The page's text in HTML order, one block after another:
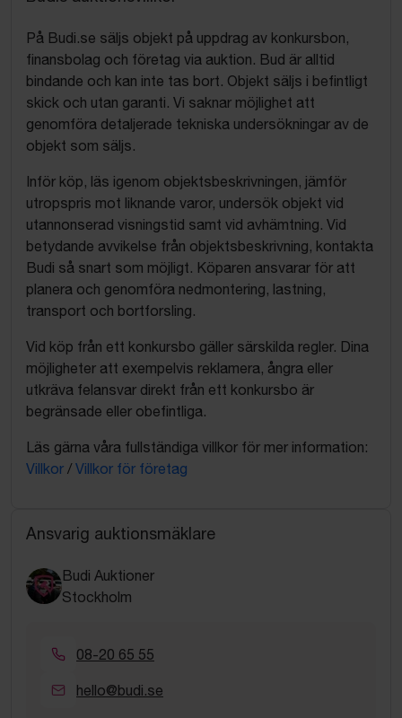
På Budi.se säljs objekt på uppdrag av konkursbon,
finansbolag och företag via auktion. Bud är alltid
bindande och kan inte tas bort. Objekt säljs i befintligt
skick och utan garanti. Vi saknar möjlighet att
genomföra detaljerade tekniska undersökningar av de
objekt som säljs.
Inför köp, läs igenom objektsbeskrivningen, jämför
utropspris mot liknande varor, undersök objekt vid
utannonserad visningstid samt vid avhämtning. Vid
betydande avvikelse från objektsbeskrivning, kontakta
Budi så snart som möjligt. Köparen ansvarar för att
planera och genomföra nedmontering, lastning,
transport och bortforsling.
Vid köp från ett konkursbo gäller särskilda regler. Dina
möjligheter att exempelvis reklamera, ångra eller
utkräva felansvar direkt från ett konkursbo är
begränsade eller obefintliga.
Läs gärna våra fullständiga villkor för mer information:
Villkor / Villkor för företag
Ansvarig auktionsmäklare
Budi Auktioner
Stockholm
08-20 65 55
hello@budi.se